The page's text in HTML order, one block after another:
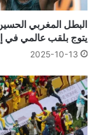
البطل المغربي
يتوج بلقب عالمي في
2025-10-13